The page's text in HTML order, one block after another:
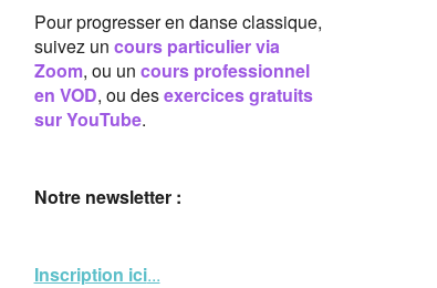
Pour progresser en danse classique,
suivez un cours particulier via
Zoom, ou un cours professionnel
en VOD, ou desexercices gratuits
sur YouTube.
Notre newsletter :
Inscription ici...